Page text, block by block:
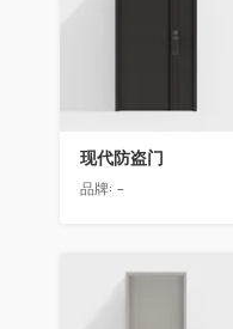
现代防盗门
品牌: -
收藏